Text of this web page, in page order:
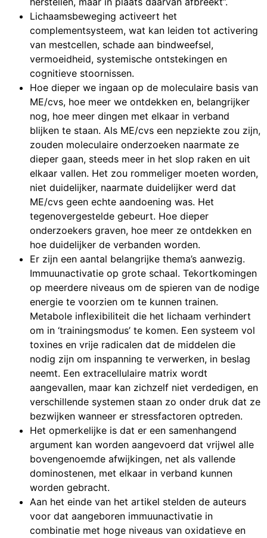
Lichaamsbeweging activeert het
complementsysteem, wat kan leiden tot activering
van mestcellen, schade aan bindweefsel,
vermoeidheid, systemische ontstekingen en
cognitieve stoornissen.
Hoe dieper we ingaan op de moleculaire basis van
ME/cvs, hoe meer we ontdekken en, belangrijker
nog, hoe meer dingen met elkaar in verband
blijken te staan. Als ME/cvs een nepziekte zou zijn,
zouden moleculaire onderzoeken naarmate ze
dieper gaan, steeds meer in het slop raken en uit
elkaar vallen. Het zou rommeliger moeten worden,
niet duidelijker, naarmate duidelijker werd dat
ME/cvs geen echte aandoening was. Het
tegenovergestelde gebeurt. Hoe dieper
onderzoekers graven, hoe meer ze ontdekken en
hoe duidelijker de verbanden worden.
Er zijn een aantal belangrijke thema’s aanwezig.
Immuunactivatie op grote schaal. Tekortkomingen
op meerdere niveaus om de spieren van de nodige
energie te voorzien om te kunnen trainen.
Metabole inflexibiliteit die het lichaam verhindert
om in ‘trainingsmodus’ te komen. Een systeem vol
toxines en vrije radicalen dat de middelen die
nodig zijn om inspanning te verwerken, in beslag
neemt. Een extracellulaire matrix wordt
aangevallen, maar kan zichzelf niet verdedigen, en
verschillende systemen staan zo onder druk dat ze
bezwijken wanneer er stressfactoren optreden.
Het opmerkelijke is dat er een samenhangend
argument kan worden aangevoerd dat vrijwel alle
bovengenoemde afwijkingen, net als vallende
dominostenen, met elkaar in verband kunnen
worden gebracht.
Aan het einde van het artikel stelden de auteurs
voor dat aangeboren immuunactivatie in
combinatie met hoge niveaus van oxidatieve en